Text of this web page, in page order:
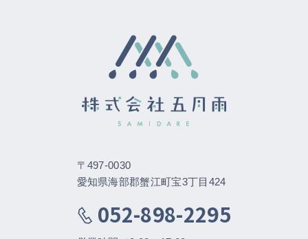
〒497-0030
愛知県海部郡蟹江町宝3丁目424
052-898-2295